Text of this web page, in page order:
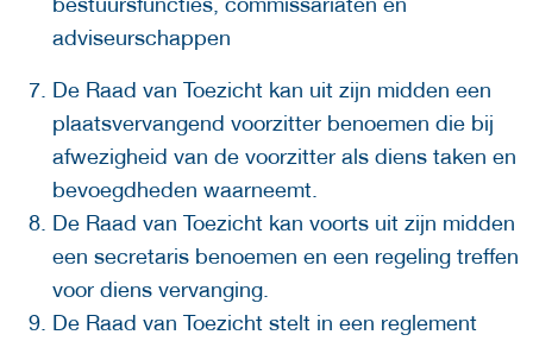
adviseurschappen
De Raad van Toezicht kan uit zijn midden een
plaatsvervangend voorzitter benoemen die bij
afwezigheid van de voorzitter als diens taken en
bevoegdheden waarneemt.
De Raad van Toezicht kan voorts uit zijn midden
een secretaris benoemen en een regeling treffen
voor diens vervanging.
De Raad van Toezicht stelt in een reglement